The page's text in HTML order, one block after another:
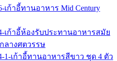
เก้าอี้ทานอาหาร Mid Century
เก้าอี้ห้องรับประทานอาหารสมัย
ลางศตวรรษ
1-เก้าอี้ทานอาหารสีขาว ชุด 4 ตัว